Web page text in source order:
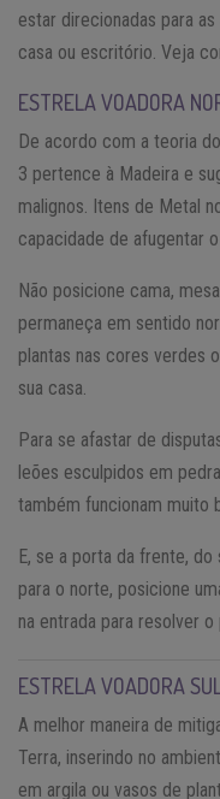
estar direcionadas para
casa ou escritório. Veja
ESTRELA VOADORA
De acordo com a teoria
3 pertence à Madeira e
malignos. Itens de Metal
capacidade de afugentar o
Não posicione cama,
permaneça em sentido
plantas nas cores verdes
sua casa.
Para se afastar de
leões esculpidos em
também funcionam muito
E, se a porta da frente,
para o norte, posicione
na entrada para resolver o
ESTRELA VOADORA SUL
A melhor maneira de
Terra, inserindo no
em argila ou vasos de